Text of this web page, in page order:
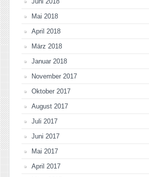
Mai 2018
April 2018
März 2018
Januar 2018
November 2017
Oktober 2017
August 2017
Juli 2017
Juni 2017
Mai 2017
April 2017